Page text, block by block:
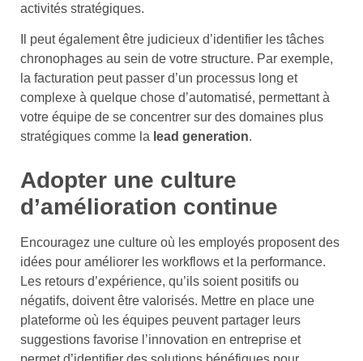
activités stratégiques.
Il peut également être judicieux d’identifier les tâches
chronophages au sein de votre structure. Par exemple,
la facturation peut passer d’un processus long et
complexe à quelque chose d’automatisé, permettant à
votre équipe de se concentrer sur des domaines plus
stratégiques comme la lead generation.
Adopter une culture
d’amélioration continue
Encouragez une culture où les employés proposent des
idées pour améliorer les workflows et la performance.
Les retours d’expérience, qu’ils soient positifs ou
négatifs, doivent être valorisés. Mettre en place une
plateforme où les équipes peuvent partager leurs
suggestions favorise l’innovation en entreprise et